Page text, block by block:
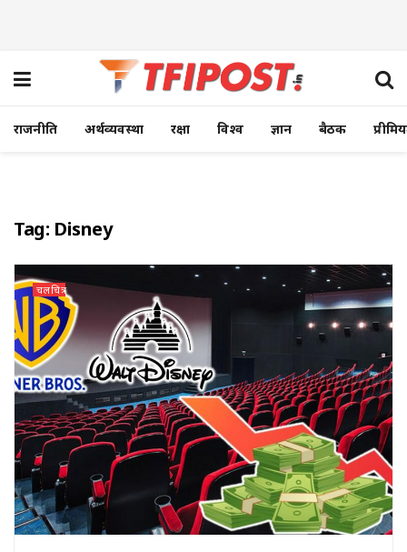
राजनीति अर्थव्यवस्था रक्षा विश्व ज्ञान बैठक
Tag: Disney
चलचित्र